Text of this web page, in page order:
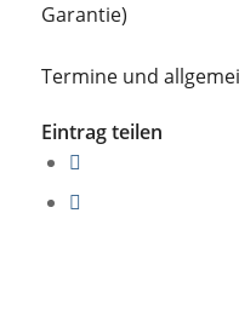
Garantie)
Termine und
Eintrag teilen